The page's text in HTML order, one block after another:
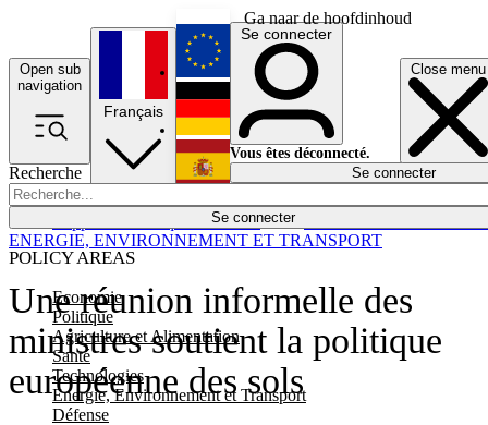
Ga naar de hoofdinhoud
Open sub
navigation
Close menu
Recherche
Se connecter
POLICY AREAS
Economie
Politique
Agriculture et Alimentation
Santé
Technologies
Energie, Environnement et Transport
Défense
Économie
Français
English
Deutsch
Español
Se connecter
Vous êtes déconnecté.
Se connecter
Une réunion informelle des
ministres soutient la politique
européenne des sols
ENERGIE, ENVIRONNEMENT ET TRANSPORT